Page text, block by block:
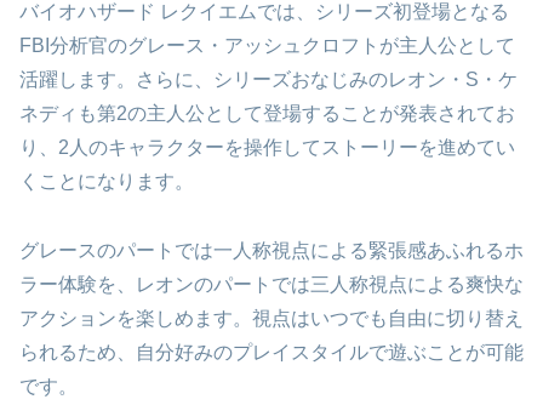
バイオハザード レクイエムでは、シリーズ初登場となる
FBI分析官のグレース・アッシュクロフトが主人公として
活躍します。さらに、シリーズおなじみのレオン・S・ケ
ネディも第2の主人公として登場することが発表されてお
り、2人のキャラクターを操作してストーリーを進めてい
くことになります。
グレースのパートでは一人称視点による緊張感あふれるホ
ラー体験を、レオンのパートでは三人称視点による爽快な
アクションを楽しめます。視点はいつでも自由に切り替え
られるため、自分好みのプレイスタイルで遊ぶことが可能
です。